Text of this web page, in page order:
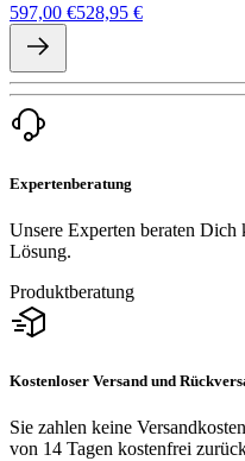
597,00 €528,95 €
Expertenberatung
Unsere Experten beraten
Lösung.
Produktberatung
Kostenloser Versand und
Sie zahlen keine
von 14 Tagen kostenfrei